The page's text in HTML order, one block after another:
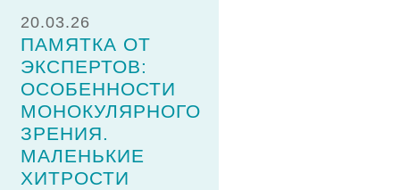
20.03.26
ПАМЯТКА ОТ
ЭКСПЕРТОВ:
ОСОБЕННОСТИ
МОНОКУЛЯРНОГО
ЗРЕНИЯ.
МАЛЕНЬКИЕ
ХИТРОСТИ